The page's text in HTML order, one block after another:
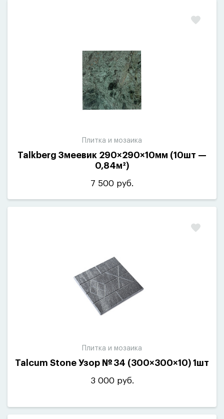
Плитка и мозаика
Talkberg Змеевик 290×290×10мм (10шт —
0,84м²)
7 500 руб.
Плитка и мозаика
Talcum Stone Узор № 34 (300×300×10) 1шт
3 000 руб.